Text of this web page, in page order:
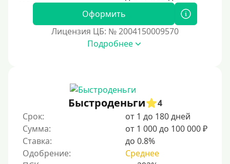
Без регистрации
С временной регистрацией
Пенсионерам до 70 лет
Пенсионерам до 75 лет
Пенсионерам до 80 лет
Пенсионерам до 85 лет
Оформить
Лицензия ЦБ: № 2004150009570
Подробнее
Быстроденьги
4
Срок:
от 1 до 180 дней
Сумма:
от 1 000 до 100 000 ₽
Ставка:
до 0.8%
Одобрение:
Среднее